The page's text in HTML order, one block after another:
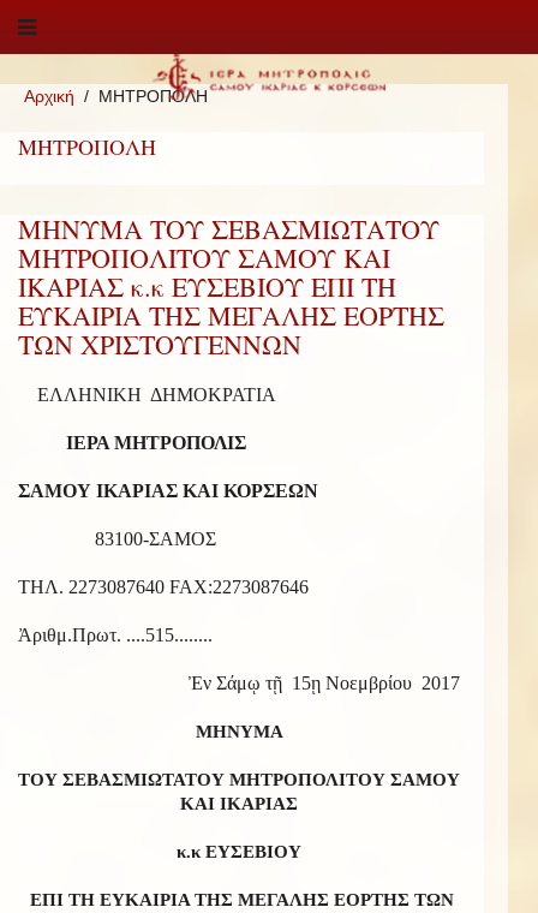
Αρχική ΜΗΤΡΟΠΟΛΗ
ΜΗΤΡΟΠΟΛΗ
ΜΗΝΥΜΑ ΤΟΥ ΣΕΒΑΣΜΙΩΤΑΤΟΥ
ΜΗΤΡΟΠΟΛΙΤΟΥ ΣΑΜΟΥ ΚΑΙ
ΙΚΑΡΙΑΣ κ.κ ΕΥΣΕΒΙΟΥ ΕΠΙ ΤΗ
ΕΥΚΑΙΡΙΑ ΤΗΣ ΜΕΓΑΛΗΣ ΕΟΡΤΗΣ
ΤΩΝ ΧΡΙΣΤΟΥΓΕΝΝΩΝ
ΕΛΛΗΝΙΚΗ ΔΗΜΟΚΡΑΤΙΑ
ΙΕΡΑ ΜΗΤΡΟΠΟΛΙΣ
ΣΑΜΟΥ ΙΚΑΡΙΑΣ ΚΑΙ ΚΟΡΣΕΩΝ
83100-ΣΑΜΟΣ
ΤΗΛ. 2273087640 FAX:2273087646
Ἀριθμ.Πρωτ. ....515........
Ἐν Σάμῳ τῇ 15ῃ Νοεμβρίου 2017
ΜΗΝΥΜΑ
ΤΟΥ ΣΕΒΑΣΜΙΩΤΑΤΟΥ ΜΗΤΡΟΠΟΛΙΤΟΥ ΣΑΜΟΥ
ΚΑΙ ΙΚΑΡΙΑΣ
κ.κ ΕΥΣΕΒΙΟΥ
ΕΠΙ ΤΗ ΕΥΚΑΙΡΙΑ ΤΗΣ ΜΕΓΑΛΗΣ ΕΟΡΤΗΣ ΤΩΝ